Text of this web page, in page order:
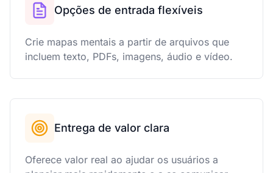
Opções de entrada flexíveis
Crie mapas mentais a partir de arquivos que
incluem texto, PDFs, imagens, áudio e vídeo.
Entrega de valor clara
Oferece valor real ao ajudar os usuários a